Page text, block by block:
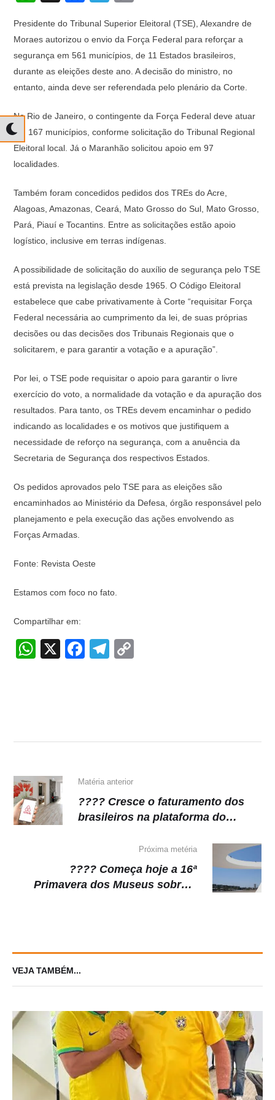
at
s
A
p
p
c
e
b
o
o
k
e
gr
a
m
p
y
Li
n
k
Presidente do Tribunal Superior Eleitoral (TSE), Alexandre de
Moraes autorizou o envio da Força Federal para reforçar a
segurança em 561 municípios, de 11 Estados brasileiros,
durante as eleições deste ano. A decisão do ministro, no
entanto, ainda deve ser referendada pelo plenário da Corte.
No Rio de Janeiro, o contingente da Força Federal deve atuar
em 167 municípios, conforme solicitação do Tribunal Regional
Eleitoral local. Já o Maranhão solicitou apoio em 97
localidades.
Também foram concedidos pedidos dos TREs do Acre,
Alagoas, Amazonas, Ceará, Mato Grosso do Sul, Mato Grosso,
Pará, Piauí e Tocantins. Entre as solicitações estão apoio
logístico, inclusive em terras indígenas.
A possibilidade de solicitação do auxílio de segurança pelo TSE
está prevista na legislação desde 1965. O Código Eleitoral
estabelece que cabe privativamente à Corte “requisitar Força
Federal necessária ao cumprimento da lei, de suas próprias
decisões ou das decisões dos Tribunais Regionais que o
solicitarem, e para garantir a votação e a apuração”.
Por lei, o TSE pode requisitar o apoio para garantir o livre
exercício do voto, a normalidade da votação e da apuração dos
resultados. Para tanto, os TREs devem encaminhar o pedido
indicando as localidades e os motivos que justifiquem a
necessidade de reforço na segurança, com a anuência da
Secretaria de Segurança dos respectivos Estados.
Os pedidos aprovados pelo TSE para as eleições são
encaminhados ao Ministério da Defesa, órgão responsável pelo
planejamento e pela execução das ações envolvendo as
Forças Armadas.
Fonte: Revista Oeste
Estamos com foco no fato.
Compartilhar em:
W
p
X
F
o
k
T
m n
Matéria anterior
???? Cresce o faturamento dos
brasileiros na plataforma do
Próxima metéria
???? Começa hoje a 16ª
Primavera dos Museus sobre o
VEJA TAMBÉM...